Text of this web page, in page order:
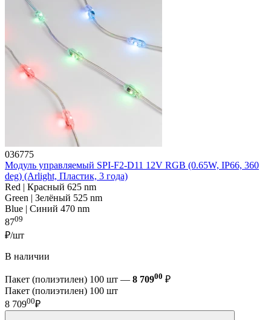
036775
Модуль управляемый SPI-F2-D11 12V RGB (0.65W, IP66, 360
deg) (Arlight, Пластик, 3 года)
Red | Красный 625 nm
Green | Зелёный 525 nm
Blue | Синий 470 nm
8709
₽/шт
В наличии
Пакет (полиэтилен) 100 шт — 8 70900 ₽
Пакет (полиэтилен) 100 шт
8 70900₽